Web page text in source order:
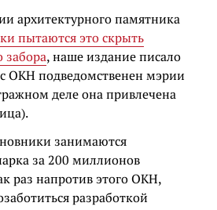
архитектурного памятника
пытаются это скрыть
забора, наше издание писало
ОКН подведомственен мэрии
деле она привлечена
занимаются
за 200 миллионов
раз напротив этого ОКН,
разработкой